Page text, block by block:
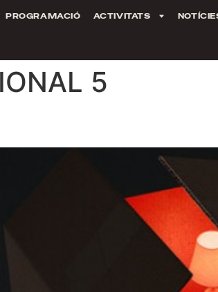
PROGRAMACIÓ ACTIVITATS
5